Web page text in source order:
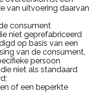
van uitvoering daarvan
consument
niet geprefabriceerd
op basis van een
van de consument,
persoon
niet als standaard
of een beperkte